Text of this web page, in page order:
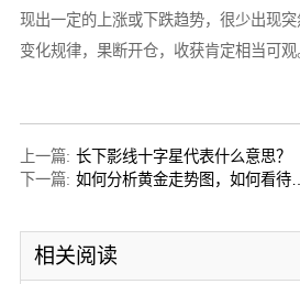
现出一定的上涨或下跌趋势，很少出现
变化规律，果断开仓，收获肯定相当可观
上一篇: 长下影线十字星代表什么意思？
下一篇:
如何分析黄金走势
相关阅读